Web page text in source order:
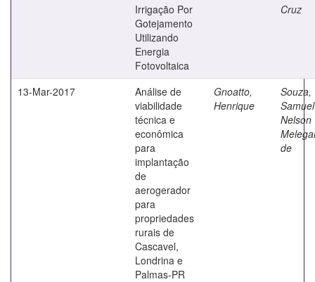
Irrigação Por
Gotejamento
Utilizando
Energia
Fotovoltaica
Cruz
13-Mar-2017
Análise de
viabilidade
técnica e
econômica
para
implantação
de
aerogerador
para
propriedades
rurais de
Cascavel,
Londrina e
Palmas-PR
Gnoatto,
Henrique
Souza,
Samuel
Nelson
de